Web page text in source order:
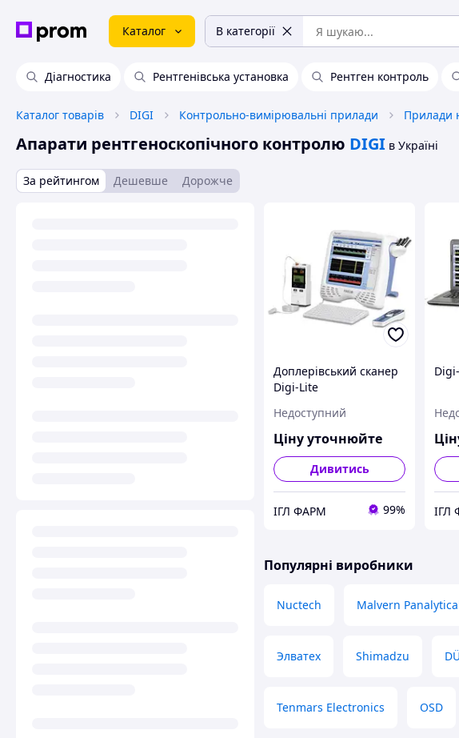
Каталог В категорії
Діагностика Рентгенівська установка Рентген контроль
Каталог товарів DIGI Контрольно-вимірювальні прилади Прилади
Апарати рентгеноскопічного контролю DIGI в Україні
За рейтингом Дешевше Дорожче
Доплерівський сканер
Digi-Lite
Недоступний
Ціну уточнюйте
Дивитись
ІГЛ ФАРМ 99% ІГЛ
Популярні виробники
Nuctech Malvern
Элватех Shimadzu
Tenmars Electronics ОSD